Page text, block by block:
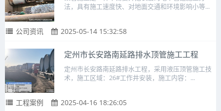
法，具有施工速度快、对地面交通和环境影响小等...
公司资讯 2025-05-14 15:32:58
定州市长安路南延路排水顶管施工工程
定州市长安路南延路排水工程，采用液压顶管施工技
术，施工区域：26#工作井安装，施工内容：...
工程案例 2025-04-16 18:26:05